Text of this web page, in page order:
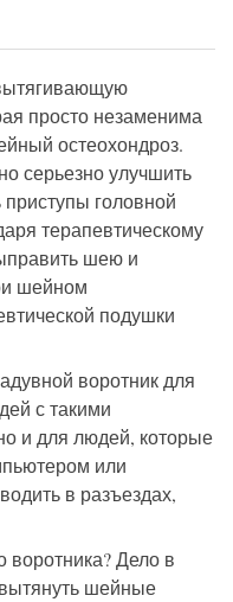
просто незаменима
остеохондроз.
серьезно улучшить
головной
терапевтическому
шею и
шейном
подушки
воротник для
с такими
и для людей, которые
или
в разъездах,
воротника? Дело в
шейные